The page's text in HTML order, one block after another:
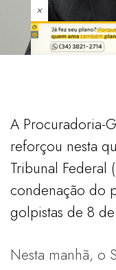
×
A Procuradoria-
reforçou nesta
Tribunal Federal
condenação do
golpistas de 8
Nesta manhã, o